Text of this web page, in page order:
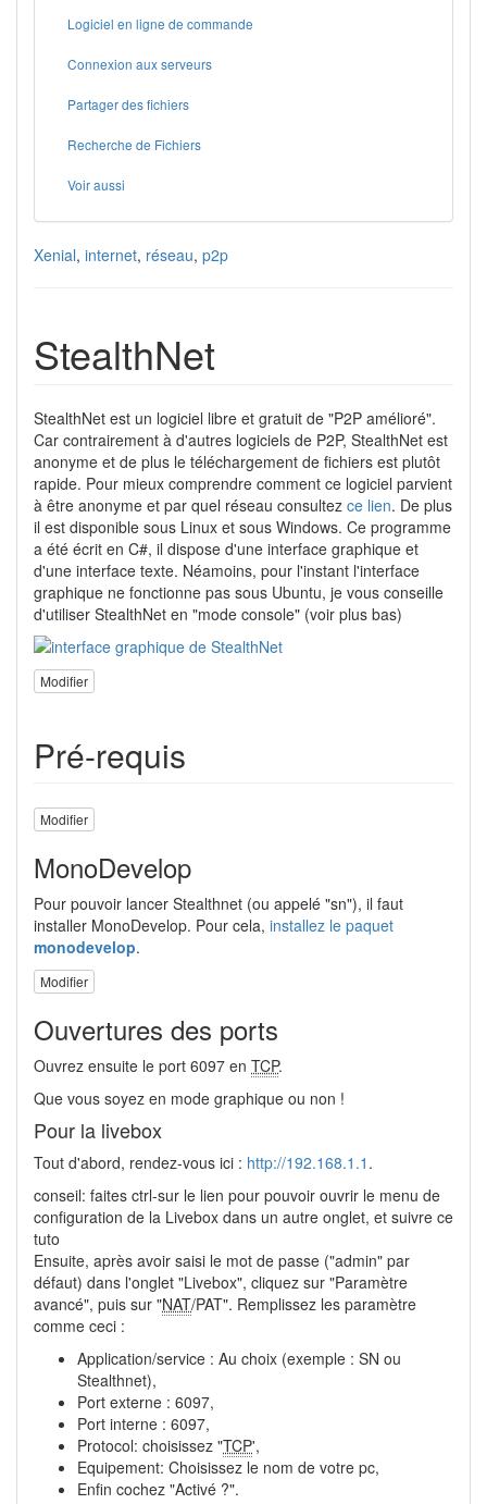
Logiciel en ligne de commande
Connexion aux serveurs
Partager des fichiers
Recherche de Fichiers
Voir aussi
Xenial, internet, réseau, p2p
StealthNet
StealthNet est un logiciel libre et gratuit de "P2P amélioré".
Car contrairement à d'autres logiciels de P2P, StealthNet est
anonyme et de plus le téléchargement de fichiers est plutôt
rapide. Pour mieux comprendre comment ce logiciel parvient
à être anonyme et par quel réseau consultez ce lien. De plus
il est disponible sous Linux et sous Windows. Ce programme
a été écrit en C#, il dispose d'une interface graphique et
d'une interface texte. Néamoins, pour l'instant l'interface
graphique ne fonctionne pas sous Ubuntu, je vous conseille
d'utiliser StealthNet en "mode console" (voir plus bas)
Modifier
Pré-requis
Modifier
MonoDevelop
Pour pouvoir lancer Stealthnet (ou appelé "sn"), il faut
installer MonoDevelop. Pour cela, installez le paquet
monodevelop.
Modifier
Ouvertures des ports
Ouvrez ensuite le port 6097 en TCP.
Que vous soyez en mode graphique ou non !
Pour la livebox
Tout d'abord, rendez-vous ici : http://192.168.1.1 .
conseil: faites ctrl-sur le lien pour pouvoir ouvrir le menu de
configuration de la Livebox dans un autre onglet, et suivre ce
tuto
Ensuite, après avoir saisi le mot de passe ("admin" par
défaut) dans l'onglet "Livebox", cliquez sur "Paramètre
avancé", puis sur "NAT/PAT". Remplissez les paramètre
comme ceci :
Application/service : Au choix (exemple : SN ou
Stealthnet),
Port externe : 6097,
Port interne : 6097,
Protocol: choisissez "TCP',
Equipement: Choisissez le nom de votre pc,
Enfin cochez "Activé ?".